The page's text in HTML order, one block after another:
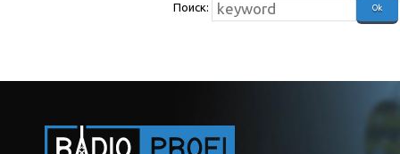
Поиск: